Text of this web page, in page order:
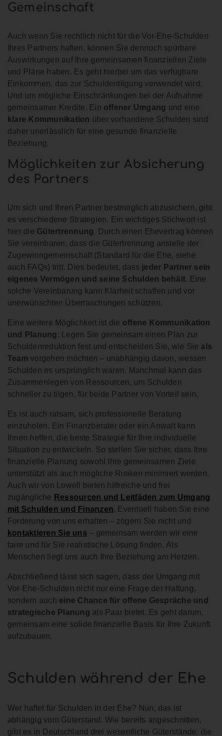
Gemeinschaft
Auch wenn Sie rechtlich nicht für die Vor-Ehe-Schulden
Ihres Partners haften, können Sie dennoch spürbare
Auswirkungen auf Ihre gemeinsamen finanziellen Ziele
und Pläne haben. Es geht hierbei um das verfügbare
Einkommen, das zur Schuldentilgung verwendet wird.
Und um mögliche Einschränkungen bei der Aufnahme
gemeinsamer Kredite. Ein offener Umgang und eine
klare Kommunikation über vorhandene Schulden sind
daher unerlässlich für eine gesunde finanzielle
Beziehung.
Möglichkeiten zur Absicherung
des Partners
Um sich und Ihren Partner bestmöglich abzusichern, gibt
es verschiedene Strategien. Ein wichtiges Stichwort ist
hier die Gütertrennung. Durch einen Ehevertrag können
Sie vereinbaren, dass die Gütertrennung anstelle der
Zugewinngemeinschaft (Standard für die Ehe, siehe
auch FAQs) tritt. Dies bedeutet, dass jeder Partner sein
eigenes Vermögen und seine Schulden behält. Eine
solche Vereinbarung kann Klarheit schaffen und vor
unerwünschten Überraschungen schützen.
Eine weitere Möglichkeit ist die offene Kommunikation
und Planung : Legen Sie gemeinsam einen Plan zur
Schuldenreduktion fest und entscheiden Sie, wie Sie als
Team vorgehen möchten – unabhängig davon, wessen
Schulden es ursprünglich waren. Manchmal kann das
Zusammenlegen von Ressourcen, um Schulden
schneller zu tilgen, für beide Partner von Vorteil sein.
Es ist auch ratsam, sich professionelle Beratung
einzuholen. Ein Finanzberater oder ein Anwalt kann
Ihnen helfen, die beste Strategie für Ihre individuelle
Situation zu entwickeln. So stellen Sie sicher, dass Ihre
finanzielle Planung sowohl Ihre gemeinsamen Ziele
unterstützt als auch mögliche Risiken minimiert werden.
Auch wir von Lowell bieten hilfreiche und frei
zugängliche Ressourcen und Leitfäden zum Umgang
mit Schulden und Finanzen. Eventuell haben Sie eine
Forderung von uns erhalten – zögern Sie nicht und
kontaktieren Sie uns – gemeinsam werden wir eine
faire und für Sie realistische Lösung finden. Als
Menschen liegt uns auch Ihre Beziehung am Herzen.
Abschließend lässt sich sagen, dass der Umgang mit
Vor-Ehe-Schulden nicht nur eine Frage der Haftung,
sondern auch eine Chance für offene Gespräche und
strategische Planung als Paar bietet. Es geht darum,
gemeinsam eine solide finanzielle Basis für Ihre Zukunft
aufzubauen.
Schulden während der Ehe
Wer haftet für Schulden in der Ehe? Nun, das ist
abhängig vom Güterstand. Wie bereits angeschnitten,
gibt es in Deutschland drei wesentliche Güterstände: die